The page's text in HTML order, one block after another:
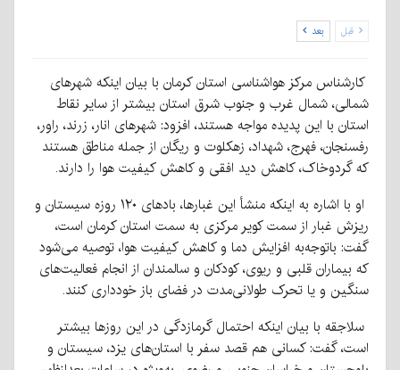
قبل بعد
کارشناس مرکز هواشناسی استان کرمان با بیان اینکه شهرهای
شمالی، شمال غرب و جنوب شرق استان بیشتر از سایر نقاط
استان با این پدیده مواجه هستند، افزود: شهرهای انار، زرند، راور،
رفسنجان، فهرج، شهداد، زهکلوت و ریگان از جمله مناطق هستند
که گردوخاک، کاهش دید افقی و کاهش کیفیت هوا را دارند.
او با اشاره به اینکه منشأ این غبارها، بادهای ۱۲۰ روزه سیستان و
ریزش غبار از سمت کویر مرکزی به سمت استان کرمان است،
گفت: باتوجه‌به افزایش دما و کاهش کیفیت هوا، توصیه می‌شود
که بیماران قلبی و ریوی، کودکان و سالمندان از انجام فعالیت‌های
سنگین و یا تحرک طولانی‌مدت در فضای باز خودداری کنند.
سلاجقه با بیان اینکه احتمال گرمازدگی در این روزها بیشتر
است، گفت: کسانی هم قصد سفر با استان‌های یزد، سیستان و